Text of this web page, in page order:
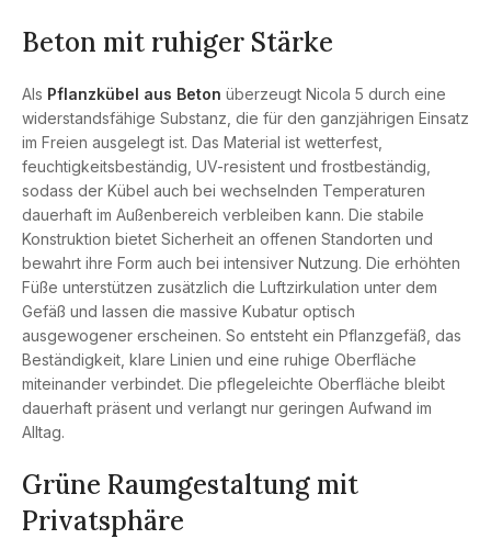
Beton mit ruhiger Stärke
Als Pflanzkübel aus Beton überzeugt Nicola 5 durch eine
widerstandsfähige Substanz, die für den ganzjährigen Einsatz
im Freien ausgelegt ist. Das Material ist wetterfest,
feuchtigkeitsbeständig, UV-resistent und frostbeständig,
sodass der Kübel auch bei wechselnden Temperaturen
dauerhaft im Außenbereich verbleiben kann. Die stabile
Konstruktion bietet Sicherheit an offenen Standorten und
bewahrt ihre Form auch bei intensiver Nutzung. Die erhöhten
Füße unterstützen zusätzlich die Luftzirkulation unter dem
Gefäß und lassen die massive Kubatur optisch
ausgewogener erscheinen. So entsteht ein Pflanzgefäß, das
Beständigkeit, klare Linien und eine ruhige Oberfläche
miteinander verbindet. Die pflegeleichte Oberfläche bleibt
dauerhaft präsent und verlangt nur geringen Aufwand im
Alltag.
Grüne Raumgestaltung mit
Privatsphäre